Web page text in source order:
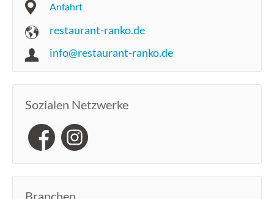
Anfahrt
restaurant-ranko.de
info@restaurant-ranko.de
Sozialen Netzwerke